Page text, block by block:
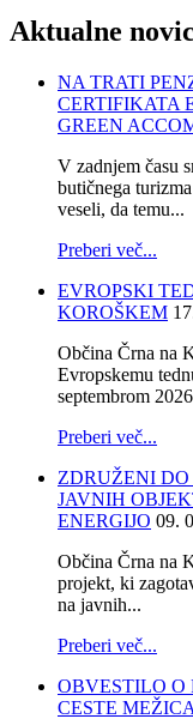
Aktualne
NA TRATI
CERTIFIKATA
GREEN
V zadnjem času
butičnega
veseli, da temu...
Preberi več...
EVROPSKI
KOROŠKEM
Občina Črna na
Evropskemu
septembrom
Preberi več...
ZDRUŽENI
JAVNIH
ENERGIJO 09.
Občina Črna na
projekt, ki
na javnih...
Preberi več...
OBVESTILO O
CESTE